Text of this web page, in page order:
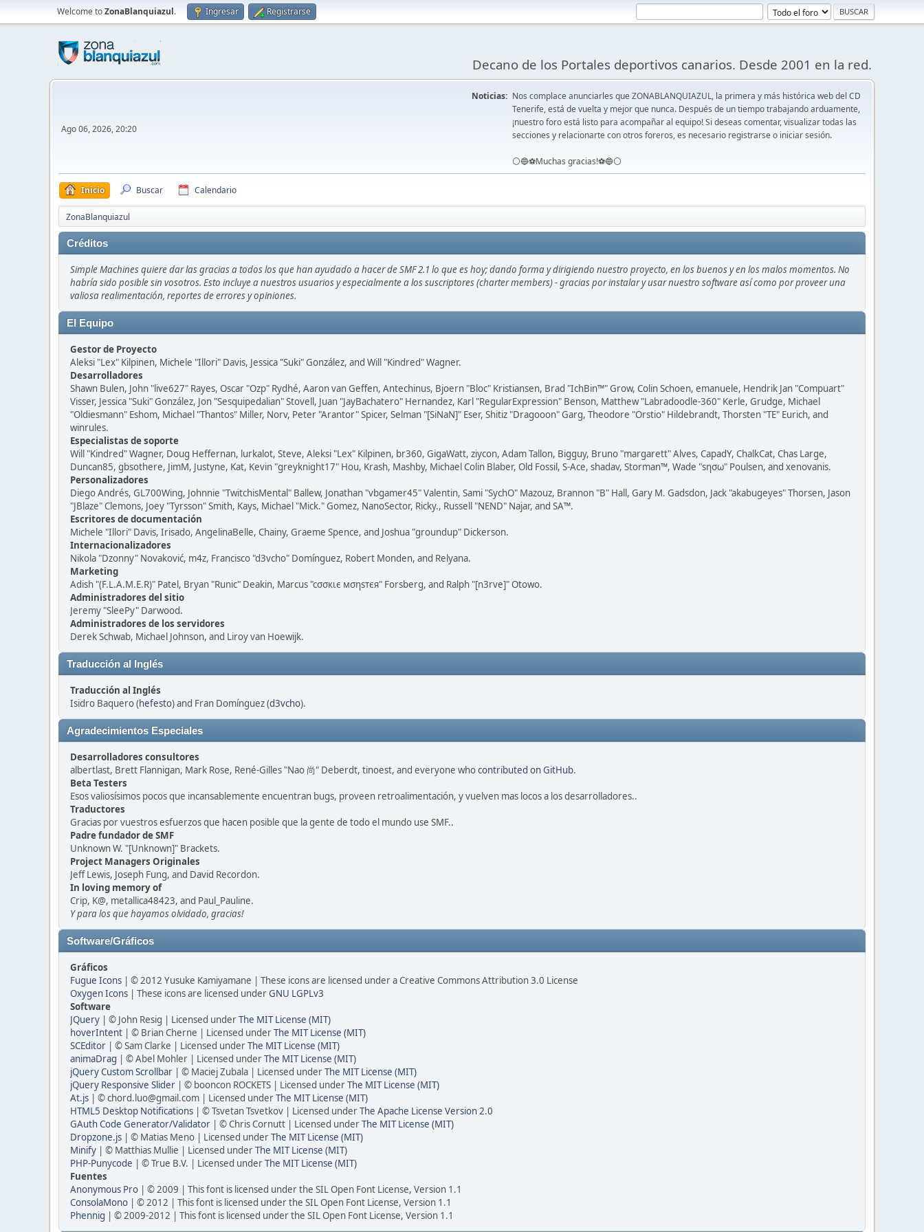
Welcome toZonaBlanquiazul. Ingresar Registrarse
Decano de los Portales deportivos canarios. Desde 2001 en la red.
Ago 06, 2026, 20:20
Noticias: Nos complace anunciarles que ZONABLANQUIAZUL, la primera y más histórica web del CD
Tenerife, está de vuelta y mejor que nunca. Después de un tiempo trabajando arduamente,
¡nuestro foro está listo para acompañar al equipo! Si deseas comentar, visualizar todas las
secciones y relacionarte con otros foreros, es necesario registrarse o iniciar sesión.
⚪️🔵⚽️Muchas gracias!⚽️🔵⚪️
Inicio Buscar Calendario
ZonaBlanquiazul
Créditos
Simple Machines quiere dar las gracias a todos los que han ayudado a hacer de SMF 2.1 lo que es hoy; dando forma y dirigiendo nuestro proyecto, en los buenos y en los malos momentos. No
habría sido posible sin vosotros. Esto incluye a nuestros usuarios y especialmente a los suscriptores (charter members) - gracias por instalar y usar nuestro software así como por proveer una
valiosa realimentación, reportes de errores y opiniones.
El Equipo
Gestor de Proyecto
Aleksi "Lex" Kilpinen, Michele "Illori" Davis, Jessica "Suki" González, and Will "Kindred" Wagner.
Desarrolladores
Shawn Bulen, John "live627" Rayes, Oscar "Ozp" Rydhé, Aaron van Geffen, Antechinus, Bjoern "Bloc" Kristiansen, Brad "IchBin™" Grow, Colin Schoen, emanuele, Hendrik Jan "Compuart"
Visser, Jessica "Suki" González, Jon "Sesquipedalian" Stovell, Juan "JayBachatero" Hernandez, Karl "RegularExpression" Benson, Matthew "Labradoodle-360" Kerle, Grudge, Michael
"Oldiesmann" Eshom, Michael "Thantos" Miller, Norv, Peter "Arantor" Spicer, Selman "[SiNaN]" Eser, Shitiz "Dragooon" Garg, Theodore "Orstio" Hildebrandt, Thorsten "TE" Eurich, and
winrules.
Especialistas de soporte
Will "Kindred" Wagner, Doug Heffernan, lurkalot, Steve, Aleksi "Lex" Kilpinen, br360, GigaWatt, ziycon, Adam Tallon, Bigguy, Bruno "margarett" Alves, CapadY, ChalkCat, Chas Large,
Duncan85, gbsothere, JimM, Justyne, Kat, Kevin "greyknight17" Hou, Krash, Mashby, Michael Colin Blaber, Old Fossil, S-Ace, shadav, Storman™, Wade "sησω" Poulsen, and xenovanis.
Personalizadores
Diego Andrés, GL700Wing, Johnnie "TwitchisMental" Ballew, Jonathan "vbgamer45" Valentin, Sami "SychO" Mazouz, Brannon "B" Hall, Gary M. Gadsdon, Jack "akabugeyes" Thorsen, Jason
"JBlaze" Clemons, Joey "Tyrsson" Smith, Kays, Michael "Mick." Gomez, NanoSector, Ricky., Russell "NEND" Najar, and SA™.
Escritores de documentación
Michele "Illori" Davis, Irisado, AngelinaBelle, Chainy, Graeme Spence, and Joshua "groundup" Dickerson.
Internacionalizadores
Nikola "Dzonny" Novaković, m4z, Francisco "d3vcho" Domínguez, Robert Monden, and Relyana.
Marketing
Adish "(F.L.A.M.E.R)" Patel, Bryan "Runic" Deakin, Marcus "cσσкιє мσηѕтєя" Forsberg, and Ralph "[n3rve]" Otowo.
Administradores del sitio
Jeremy "SleePy" Darwood.
Administradores de los servidores
Derek Schwab, Michael Johnson, and Liroy van Hoewijk.
Traducción al Inglés
Traducción al Inglés
Isidro Baquero (hefesto) and Fran Domínguez (d3vcho).
Agradecimientos Especiales
Desarrolladores consultores
albertlast, Brett Flannigan, Mark Rose, René-Gilles "Nao 尚" Deberdt, tinoest, and everyone whocontributed on GitHub.
Beta Testers
Esos valiosísimos pocos que incansablemente encuentran bugs, proveen retroalimentación, y vuelven mas locos a los desarrolladores..
Traductores
Gracias por vuestros esfuerzos que hacen posible que la gente de todo el mundo use SMF..
Padre fundador de SMF
Unknown W. "[Unknown]" Brackets.
Project Managers Originales
Jeff Lewis, Joseph Fung, and David Recordon.
In loving memory of
Crip, K@, metallica48423, and Paul_Pauline.
Y para los que hayamos olvidado, gracias!
Software/Gráficos
Gráficos
Fugue Icons | © 2012 Yusuke Kamiyamane | These icons are licensed under a Creative Commons Attribution 3.0 License
Oxygen Icons | These icons are licensed underGNU LGPLv3
Software
JQuery | © John Resig | Licensed underThe MIT License (MIT)
hoverIntent | © Brian Cherne | Licensed underThe MIT License (MIT)
SCEditor | © Sam Clarke | Licensed underThe MIT License (MIT)
animaDrag | © Abel Mohler | Licensed underThe MIT License (MIT)
jQuery Custom Scrollbar | © Maciej Zubala | Licensed underThe MIT License (MIT)
jQuery Responsive Slider | © booncon ROCKETS | Licensed underThe MIT License (MIT)
At.js | © chord.luo@gmail.com | Licensed underThe MIT License (MIT)
HTML5 Desktop Notifications | © Tsvetan Tsvetkov | Licensed underThe Apache License Version 2.0
GAuth Code Generator/Validator | © Chris Cornutt | Licensed underThe MIT License (MIT)
Dropzone.js | © Matias Meno | Licensed underThe MIT License (MIT)
Minify | © Matthias Mullie | Licensed underThe MIT License (MIT)
PHP-Punycode | © True B.V. | Licensed underThe MIT License (MIT)
Fuentes
Anonymous Pro | © 2009 | This font is licensed under the SIL Open Font License, Version 1.1
ConsolaMono | © 2012 | This font is licensed under the SIL Open Font License, Version 1.1
Phennig | © 2009-2012 | This font is licensed under the SIL Open Font License, Version 1.1